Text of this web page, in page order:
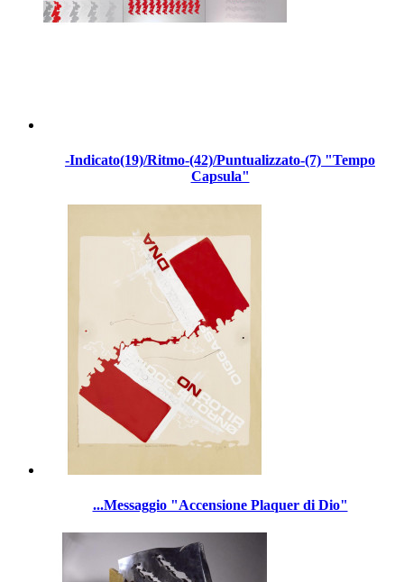
-Indicato(19)/Ritmo-(42)/Puntualizzato-(7) "Tempo
Capsula"
...Messaggio "Accensione Plaquer di Dio"